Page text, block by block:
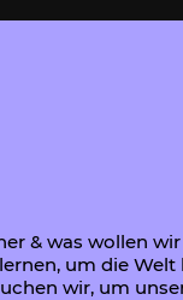
& was wollen
um die Welt
wir, um